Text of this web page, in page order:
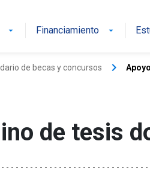
Financiamiento
de becas y concursos keyboard_arrow_right
de tesis